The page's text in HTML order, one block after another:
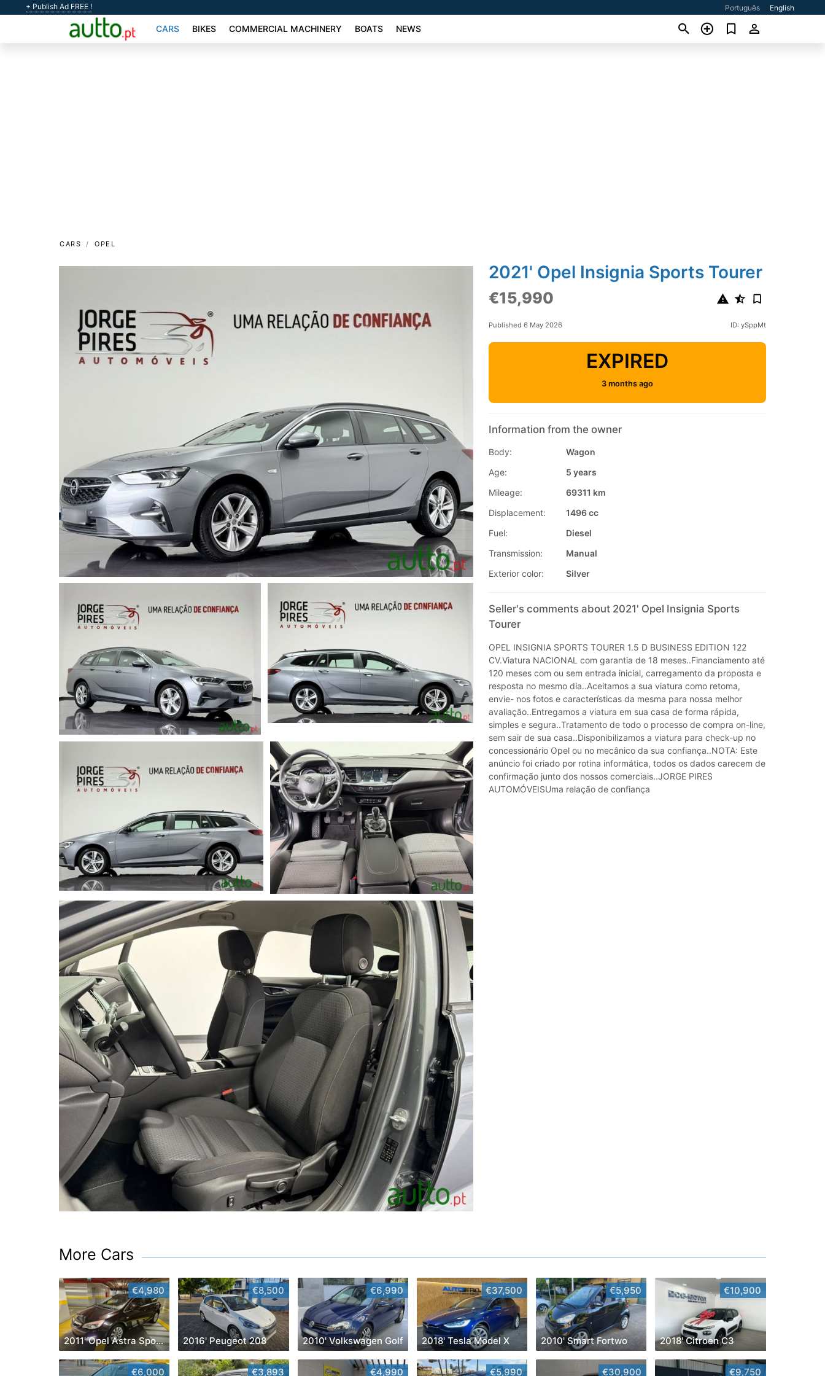
+ Publish Ad FREE ! Português English
CARS BIKES COMMERCIAL MACHINERY BOATS NEWS
CARS OPEL
2021' Opel Insignia Sports Tourer
€15,990
Published 6 May 2026 ID: ySppMt
EXPIRED
3 months ago
Information from the owner
Body:
Wagon
Age:
5 years
Mileage:
69311 km
Displacement:
1496 cc
Fuel:
Diesel
Transmission:
Manual
Exterior color:
Silver
Seller's comments about 2021' Opel Insignia Sports
Tourer
OPEL INSIGNIA SPORTS TOURER 1.5 D BUSINESS EDITION 122
CV.Viatura NACIONAL com garantia de 18 meses..Financiamento até
120 meses com ou sem entrada inicial, carregamento da proposta e
resposta no mesmo dia..Aceitamos a sua viatura como retoma,
envie- nos fotos e características da mesma para nossa melhor
avaliação..Entregamos a viatura em sua casa de forma rápida,
simples e segura..Tratamento de todo o processo de compra on-line,
sem sair de sua casa..Disponibilizamos a viatura para check-up no
concessionário Opel ou no mecânico da sua confiança..NOTA: Este
anúncio foi criado por rotina informática, todos os dados carecem de
confirmação junto dos nossos comerciais..JORGE PIRES
AUTOMÓVEISUma relação de confiança
More Cars
€4,980
2011' Opel Astra Sports Tourer
€8,500
2016' Peugeot 208
€6,990
2010' Volkswagen Golf
€37,500
2018' Tesla Model X
€5,950
2010' Smart Fortwo
€10,900
2018' Citroen C3
€6,000 €3,893 €4,990 €5,990 €30,900 €9,750